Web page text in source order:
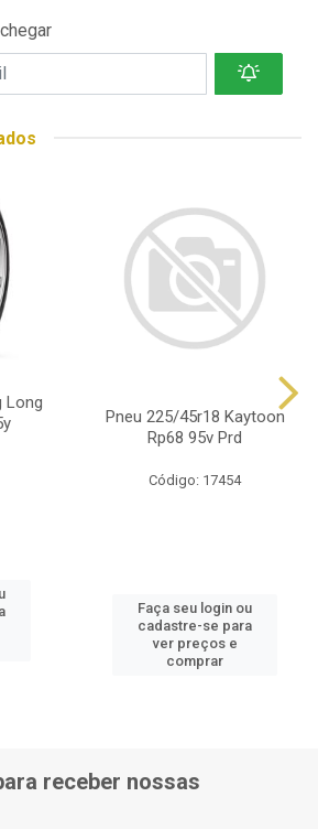
Long
Pneu 225/45r18 Kaytoon
Rp68 95v Prd
Código: 17454
Faça seu login ou
cadastre-se para
ver preços e
comprar
receber nossas